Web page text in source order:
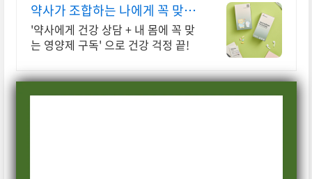
약사가 조합하는 나에게 꼭 맞는
맞춤형 영양제.
'약사에게 건강 상담 + 내 몸에 꼭 맞
는 영양제 구독' 으로 건강 걱정 끝!